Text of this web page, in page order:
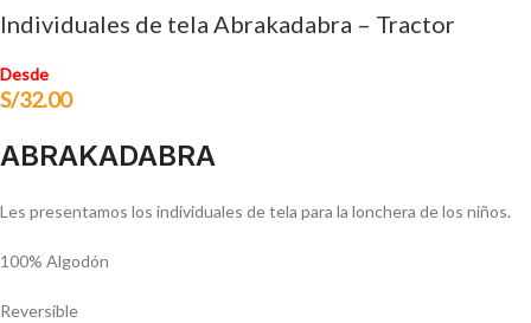
Individuales de tela Abrakadabra – Tractor
Desde
S/32.00
ABRAKADABRA
Les presentamos los individuales de tela para la lonchera de los niños.
100% Algodón
Reversible